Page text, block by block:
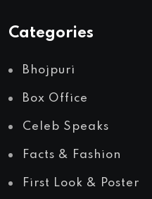
Categories
Bhojpuri
Box Office
Celeb Speaks
Facts & Fashion
First Look & Poster